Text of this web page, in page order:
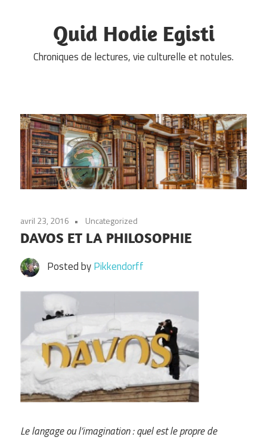
Quid Hodie Egisti
Chroniques de lectures, vie culturelle et notules.
avril 23, 2016 Uncategorized
DAVOS ET LA PHILOSOPHIE
Posted byPikkendorff
Le langage ou l’imagination : quel est le propre de